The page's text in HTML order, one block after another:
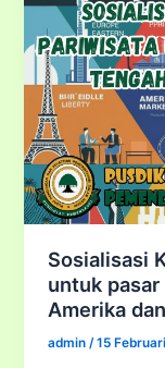
Sosialisasi
untuk pasar
Amerika
admin/15